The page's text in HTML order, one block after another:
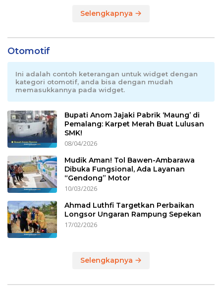
Selengkapnya
Otomotif
Ini adalah contoh keterangan untuk widget dengan
kategori otomotif, anda bisa dengan mudah
memasukkannya pada widget.
Bupati Anom Jajaki Pabrik ‘Maung’ di
Pemalang: Karpet Merah Buat Lulusan
SMK!
08/04/2026
Mudik Aman! Tol Bawen-Ambarawa
Dibuka Fungsional, Ada Layanan
“Gendong” Motor
10/03/2026
Ahmad Luthfi Targetkan Perbaikan
Longsor Ungaran Rampung Sepekan
17/02/2026
Selengkapnya